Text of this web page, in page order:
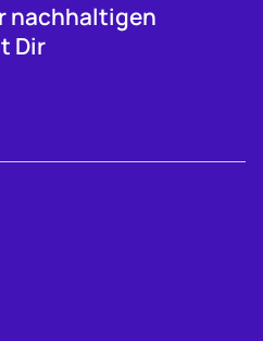
nachhaltigen
Dir